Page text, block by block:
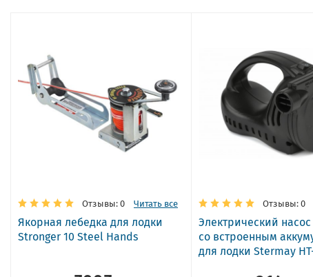
Отзывы: 0 Читать все
Якорная лебедка для лодки
Stronger 10 Steel Hands
Отзывы: 0
Электрический
со встроенным
для лодки Stermay